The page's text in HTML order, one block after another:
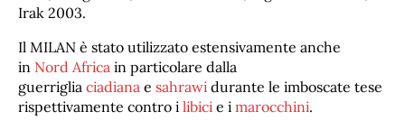
Irak 2003.
Il MILAN è stato utilizzato estensivamente anche
in Nord Africa in particolare dalla
guerriglia ciadiana e sahrawi durante le imboscate tese
rispettivamente contro i libici e i marocchini.